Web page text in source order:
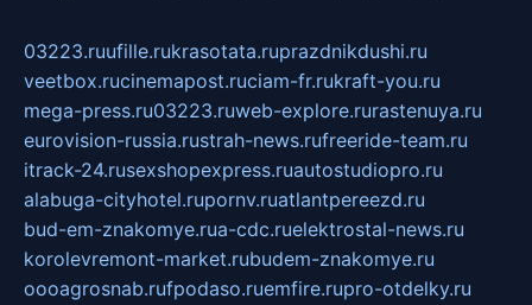
03223.ruufille.rukrasotata.ruprazdnikdushi.ru
veetbox.rucinemapost.ruciam-fr.rukraft-you.ru
mega-press.ru03223.ruweb-explore.rurastenuya.ru
eurovision-russia.rustrah-news.rufreeride-team.ru
itrack-24.rusexshopexpress.ruautostudiopro.ru
alabuga-cityhotel.rupornv.ruatlantpereezd.ru
bud-em-znakomye.rua-cdc.ruelektrostal-news.ru
korolevremont-market.rubudem-znakomye.ru
oooagrosnab.rufpodaso.ruemfire.rupro-otdelky.ru